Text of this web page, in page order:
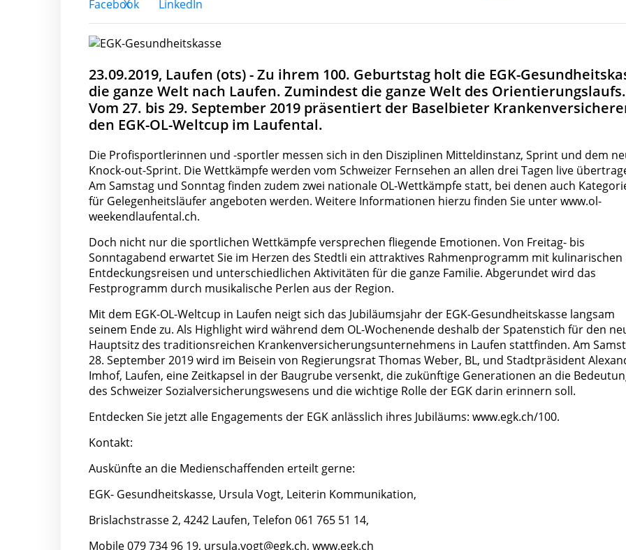
23.09.2019, Laufen (ots) - Zu ihrem 100. Geburtstag holt die EGK-
die ganze Welt nach Laufen. Zumindest die ganze Welt des Orientierungslaufs.
Vom 27. bis 29. September 2019 präsentiert der Baselbieter
den EGK-OL-Weltcup im Laufental.
Die Profisportlerinnen und -sportler messen sich in den Disziplinen Mitteldinstanz, Sprint und dem
Knock-out-Sprint. Die Wettkämpfe werden vom Schweizer Fernsehen an allen drei Tagen live
Am Samstag und Sonntag finden zudem zwei nationale OL-Wettkämpfe statt, bei denen auch
für Gelegenheitsläufer angeboten werden. Weitere Informationen hierzu finden Sie unterwww.ol-
weekendlaufental.ch.
Doch nicht nur die sportlichen Wettkämpfe versprechen fliegende Emotionen. Von Freitag- bis
Sonntagabend erwartet Sie im Herzen des Stedtli ein attraktives Rahmenprogramm mit kulinarischen
Entdeckungsreisen und unterschiedlichen Aktivitäten für die ganze Familie. Abgerundet wird das
Festprogramm durch musikalische Perlen aus der Region.
Mit dem EGK-OL-Weltcup in Laufen neigt sich das Jubiläumsjahr der EGK-Gesundheitskasse langsam
seinem Ende zu. Als Highlight wird während dem OL-Wochenende deshalb der Spatenstich für den
Hauptsitz des traditionsreichen Krankenversicherungsunternehmens in Laufen stattfinden. Am
28. September 2019 wird im Beisein von Regierungsrat Thomas Weber, BL, und Stadtpräsident
Imhof, Laufen, eine Zeitkapsel in der Baugrube versenkt, die zukünftige Generationen an die
des Schweizer Sozialversicherungswesens und die wichtige Rolle der EGK darin erinnern soll.
Entdecken Sie jetzt alle Engagements der EGK anlässlich ihres Jubiläums: www.egk.ch/100.
Kontakt:
Auskünfte an die Medienschaffenden erteilt gerne:
EGK- Gesundheitskasse, Ursula Vogt, Leiterin Kommunikation,
Brislachstrasse 2, 4242 Laufen, Telefon 061 765 51 14,
Mobile 079 734 96 19, ursula.vogt@egk.ch, www.egk.ch